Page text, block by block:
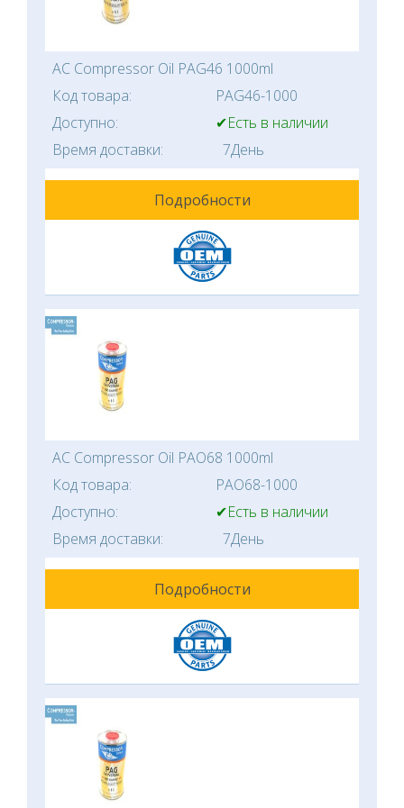
AC Compressor Oil PAG46 1000ml
Код товара:
PAG46-1000
Доступно:
✔Есть в наличии
Время доставки:
7День
Подробности
AC Compressor Oil PAO68 1000ml
Код товара:
PAO68-1000
Доступно:
✔Есть в наличии
Время доставки:
7День
Подробности